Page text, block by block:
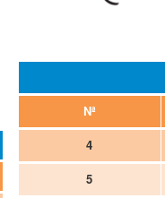
Nª
4
5